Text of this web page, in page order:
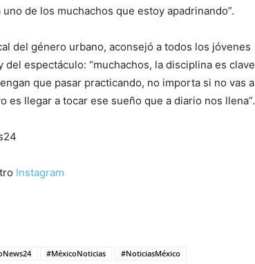
de los muchachos que estoy apadrinando”.
del género urbano, aconsejó a todos los jóvenes
espectáculo: “muchachos, la disciplina es clave
que pasar practicando, no importa si no vas a
llegar a tocar ese sueño que a diario nos llena”.
Instagram
#MéxicoNoticias
#NoticiasMéxico